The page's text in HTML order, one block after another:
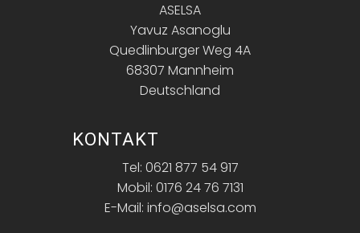
ASELSA
Yavuz Asanoglu
Quedlinburger Weg 4A
68307 Mannheim
Deutschland
KONTAKT
Tel: 0621 877 54 917
Mobil: 0176 24 76 7131
E-Mail: info@aselsa.com